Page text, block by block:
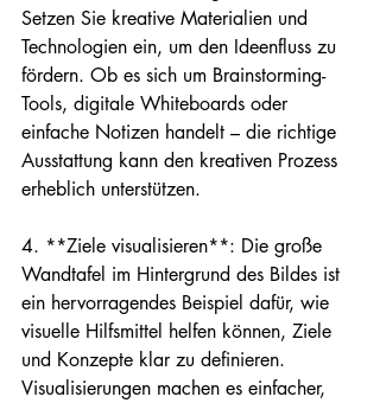
Setzen Sie kreative Materialien und
Technologien ein, um den Ideenfluss zu
fördern. Ob es sich um Brainstorming-
Tools, digitale Whiteboards oder
einfache Notizen handelt – die richtige
Ausstattung kann den kreativen Prozess
erheblich unterstützen.
4. **Ziele visualisieren**: Die große
Wandtafel im Hintergrund des Bildes ist
ein hervorragendes Beispiel dafür, wie
visuelle Hilfsmittel helfen können, Ziele
und Konzepte klar zu definieren.
Visualisierungen machen es einfacher,